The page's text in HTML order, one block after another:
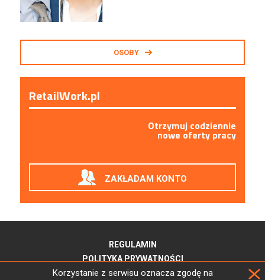
OSOBY
RetailWork.pl
Otrzymuj codziennie
nowe oferty pracy
ZAKŁADAM KONTO
REGULAMIN
POLITYKA PRYWATNOŚCI
Korzystanie z serwisu oznacza zgodę na